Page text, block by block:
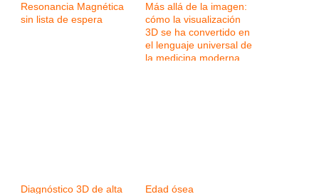
Resonancia Magnética
sin lista de espera
Más allá de la imagen:
cómo la visualización
3D se ha convertido en
el lenguaje universal de
la medicina moderna
Diagnóstico 3D de alta
Edad ósea